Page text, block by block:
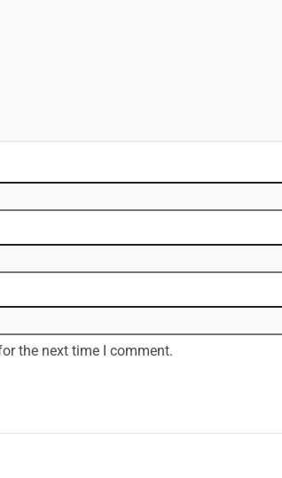
the next time I comment.